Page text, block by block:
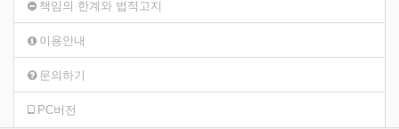
책임의 한계와 법적고지
이용안내
문의하기
PC버전